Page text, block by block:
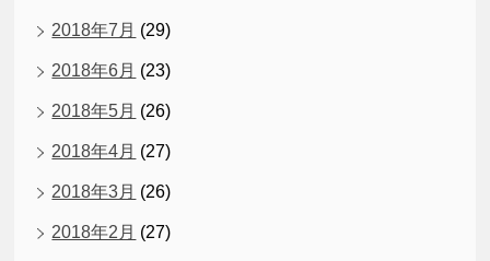
2018年7月 (29)
2018年6月 (23)
2018年5月 (26)
2018年4月 (27)
2018年3月 (26)
2018年2月 (27)